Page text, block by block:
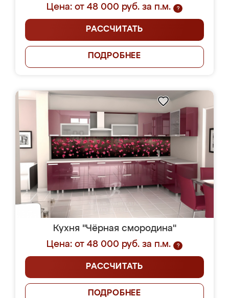
Цена: от 48 000 руб. за п.м.
?
РАССЧИТАТЬ
ПОДРОБНЕЕ
Кухня "Чёрная смородина"
Цена: от 48 000 руб. за п.м.
?
РАССЧИТАТЬ
ПОДРОБНЕЕ